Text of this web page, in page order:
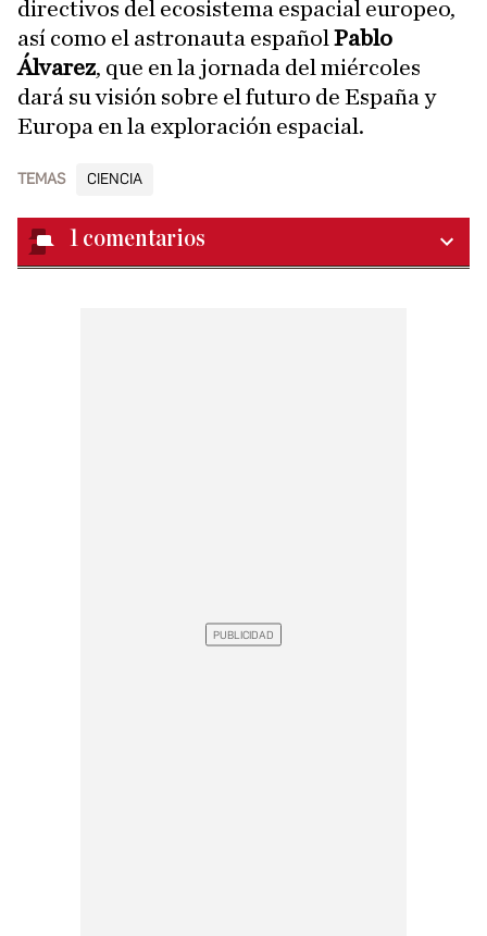
directivos del ecosistema espacial europeo,
así como el astronauta español Pablo
Álvarez, que en la jornada del miércoles
dará su visión sobre el futuro de España y
Europa en la exploración espacial.
TEMAS CIENCIA
1 comentarios